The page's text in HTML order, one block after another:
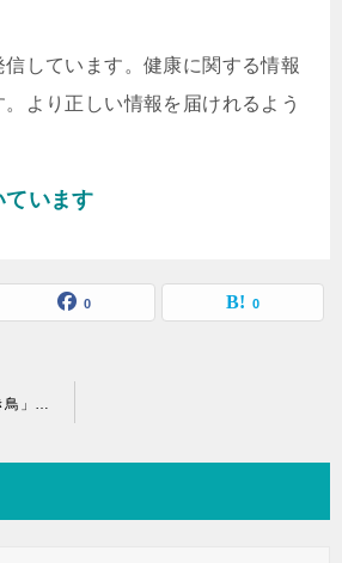
しています。健康に関する情報
より正しい情報を届けれるよう
ています
0 0
格段に違う！「冷凍焼き鳥」の焼き方レシピ！